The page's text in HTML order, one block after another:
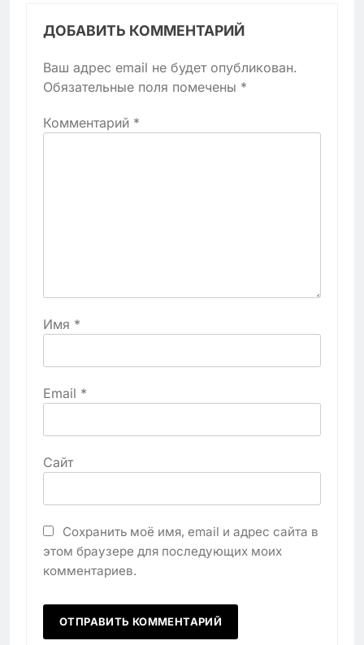
ДОБАВИТЬ КОММЕНТАРИЙ
Ваш адрес email не будет опубликован.
Обязательные поля помечены *
Комментарий *
Имя *
Email *
Сайт
Сохранить моё имя, email и адрес сайта в
этом браузере для последующих моих
комментариев.